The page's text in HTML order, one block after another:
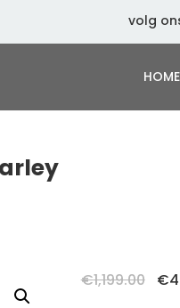
volg
HOME
€1,199.00 €